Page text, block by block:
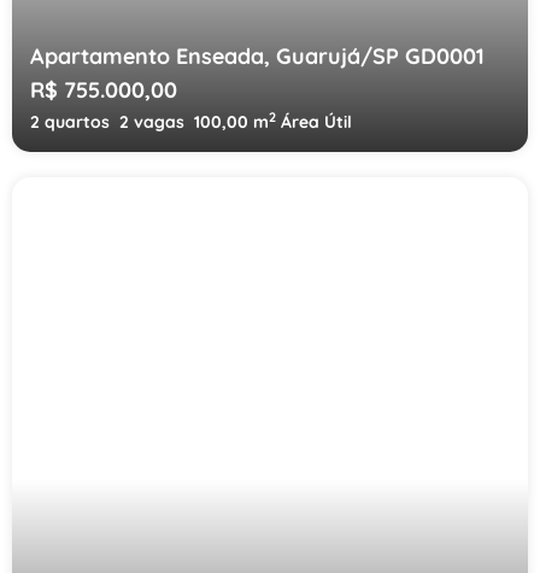
Apartamento Enseada, Guarujá/SP GD0001
R$ 755.000,00
2 quartos 2 vagas 100,00 m2 Área Útil